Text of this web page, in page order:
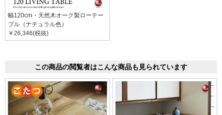
幅120cm・天然木オーク製ローテー
ブル（ナチュラル色）
￥26,346(税抜)
この商品の閲覧者はこんな商品も見られています